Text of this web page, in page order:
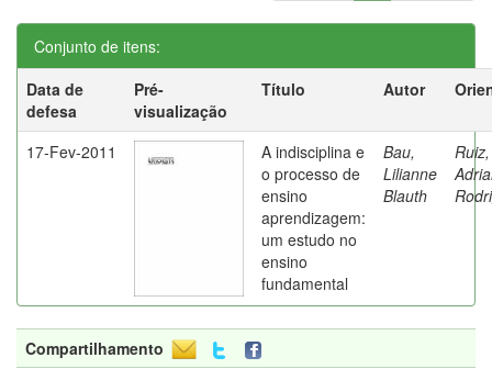
Conjunto de itens:
Data de
defesa
Pré-
visualização
Título Autor
17-Fev-2011
A indisciplina e
o processo de
ensino
aprendizagem:
um estudo no
ensino
fundamental
Bau,
Lilianne
Blauth
Ruiz,
Compartilhamento